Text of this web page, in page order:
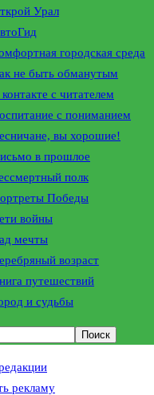
Урал
городская среда
не быть обманутым
с читателем
с пониманием
вы хорошие!
в прошлое
полк
Победы
войны
мечты
возраст
путешествий
и судьбы
рекламу